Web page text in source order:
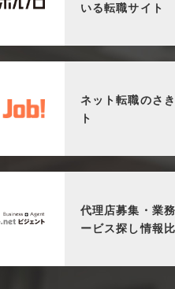
いる転職サイト
ネット転職のさ
ト
代理店募集・業
ービス探し情報